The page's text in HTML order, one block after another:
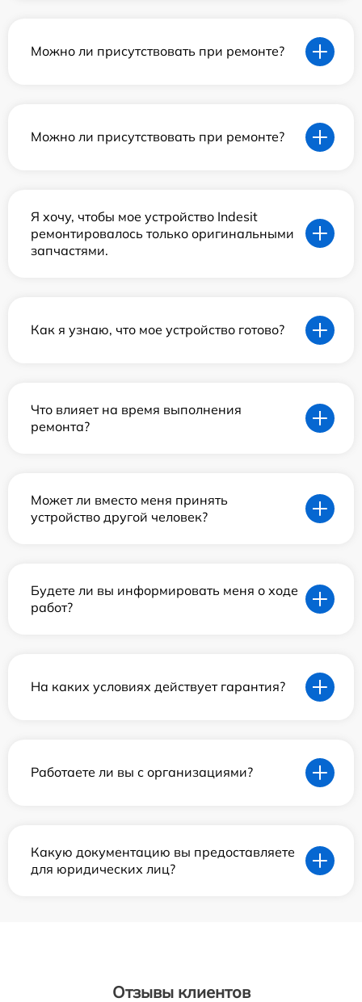
Можно ли присутствовать при ремонте?
Можно ли присутствовать при ремонте?
Я хочу, чтобы мое устройство Indesit
ремонтировалось только оригинальными
запчастями.
Как я узнаю, что мое устройство готово?
Что влияет на время выполнения
ремонта?
Может ли вместо меня принять
устройство другой человек?
Будете ли вы информировать меня о ходе
работ?
На каких условиях действует гарантия?
Работаете ли вы с организациями?
Какую документацию вы предоставляете
для юридических лиц?
Отзывы клиентов